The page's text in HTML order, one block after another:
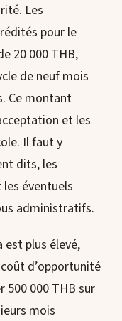
Les
pour le
20 000 THB,
de neuf mois
Ce montant
et les
Il faut y
dits, les
éventuels
administratifs.
est plus élevé,
d’opportunité
500 000 THB sur
mois